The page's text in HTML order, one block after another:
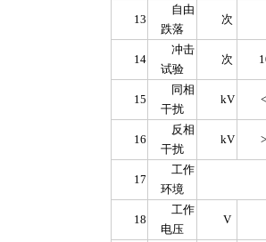
13
自由
跌落
次
14
冲击
试验
次
15
同相
干扰
kV
16
反相
干扰
kV
17
工作
环境
18
工作
电压
V